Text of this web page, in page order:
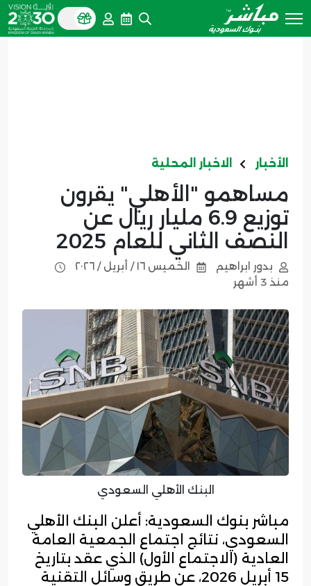
الأخبار الاخبار المحلية
مساهمو "الأهلي" يقرون
توزيع 6.9 مليار ريال عن
النصف الثاني للعام 2025
بدور ابراهيم
الخميس ١٦ / أبريل / ٢٠٢٦
منذ 3 أشهر
البنك الأهلي السعودي
مباشر بنوك السعودية: أعلن البنك الأهلي
السعودي، نتائج اجتماع الجمعية العامة
العادية (الاجتماع الأول) الذي عقد بتاريخ
15 أبريل 2026، عن طريق وسائل التقنية